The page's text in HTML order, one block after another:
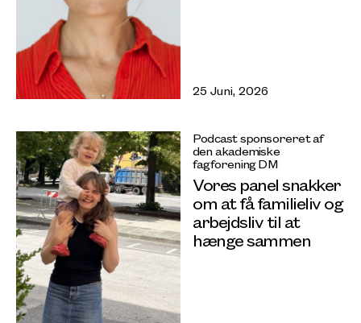
25 Juni, 2026
Podcast sponsoreret af
den akademiske
fagforening DM
Vores panel snakker
om at få familieliv og
arbejdsliv til at
hænge sammen